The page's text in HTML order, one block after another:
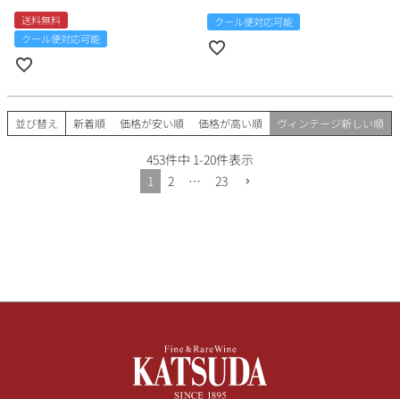
送料無料
クール便対応可能
クール便対応可能
並び替え 新着順 価格が安い順 価格が高い順 ヴィンテージ新しい順
453件中 1-20件表示
1
2 … 23